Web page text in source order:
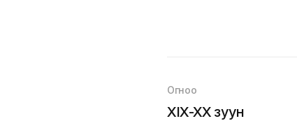
Огноо
XIX-XX зуун